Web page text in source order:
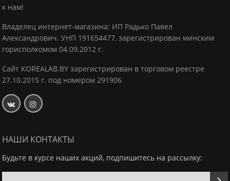
к нам!
Владелец интернет-магазина: ИП Радько Павел
Александрович. УНП 191654477, зарегистрирован минским
горисполкомом 04.09.2012 г.
Сайт KOREALAB.BY зарегистрирован в торговом реестре
27.10.2015 г. под номером 291906
НАШИ КОНТАКТЫ
Будьте в курсе наших акций, подпишитесь на рассылку: